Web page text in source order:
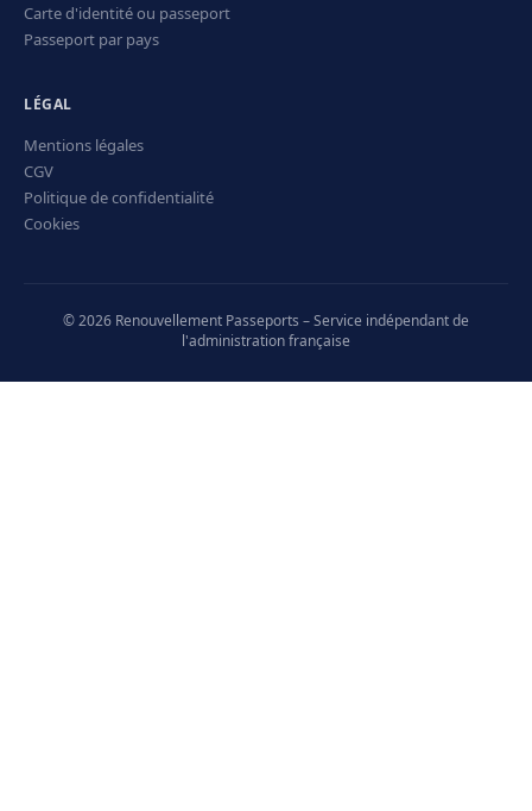
Carte d'identité ou passeport
Passeport par pays
LÉGAL
Mentions légales
CGV
Politique de confidentialité
Cookies
© 2026 Renouvellement Passeports – Service indépendant de
l'administration française